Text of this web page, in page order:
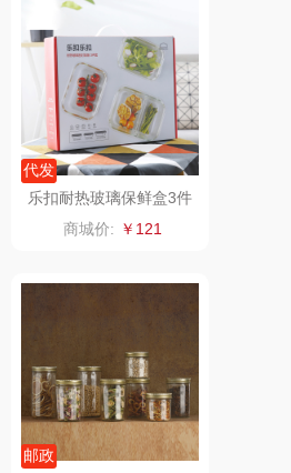
代发
乐扣耐热玻璃保鲜盒3件
套LLG991CS101
商城价: ￥121
邮政